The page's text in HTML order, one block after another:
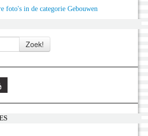
foto's in de categorie Gebouwen